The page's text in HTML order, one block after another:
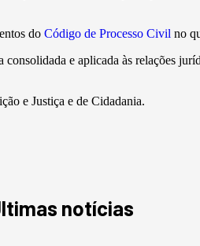
do Código de Processo Civil no
e aplicada às relações
e Justiça e de Cidadania.
notícias